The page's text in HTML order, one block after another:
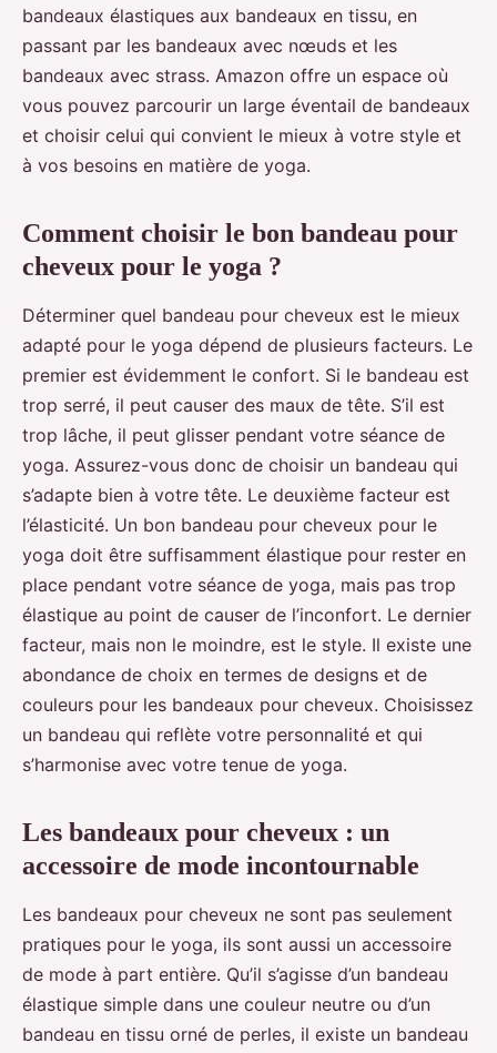
bandeaux élastiques aux bandeaux en tissu, en
passant par les bandeaux avec nœuds et les
bandeaux avec strass. Amazon offre un espace où
vous pouvez parcourir un large éventail de bandeaux
et choisir celui qui convient le mieux à votre style et
à vos besoins en matière de yoga.
Comment choisir le bon bandeau pour
cheveux pour le yoga ?
Déterminer quel bandeau pour cheveux est le mieux
adapté pour le yoga dépend de plusieurs facteurs. Le
premier est évidemment le confort. Si le bandeau est
trop serré, il peut causer des maux de tête. S’il est
trop lâche, il peut glisser pendant votre séance de
yoga. Assurez-vous donc de choisir un bandeau qui
s’adapte bien à votre tête. Le deuxième facteur est
l’élasticité. Un bon bandeau pour cheveux pour le
yoga doit être suffisamment élastique pour rester en
place pendant votre séance de yoga, mais pas trop
élastique au point de causer de l’inconfort. Le dernier
facteur, mais non le moindre, est le style. Il existe une
abondance de choix en termes de designs et de
couleurs pour les bandeaux pour cheveux. Choisissez
un bandeau qui reflète votre personnalité et qui
s’harmonise avec votre tenue de yoga.
Les bandeaux pour cheveux : un
accessoire de mode incontournable
Les bandeaux pour cheveux ne sont pas seulement
pratiques pour le yoga, ils sont aussi un accessoire
de mode à part entière. Qu’il s’agisse d’un bandeau
élastique simple dans une couleur neutre ou d’un
bandeau en tissu orné de perles, il existe un bandeau